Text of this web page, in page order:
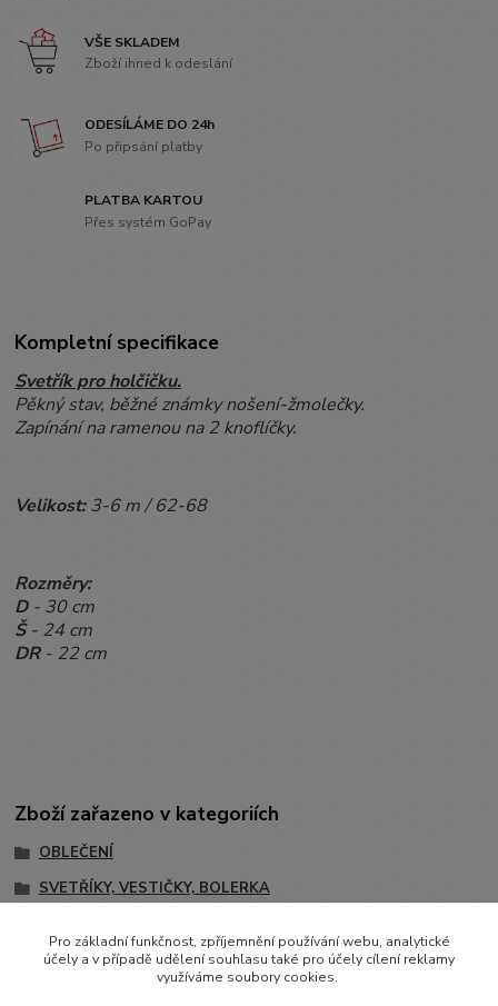
VŠE SKLADEM
Zboží ihned k odeslání
ODESÍLÁME DO 24h
Po připsání platby
PLATBA KARTOU
Přes systém GoPay
Kompletní specifikace
Svetřík pro holčičku.
Pěkný stav, běžné známky nošení-žmolečky.
Zapínání na ramenou na 2 knoflíčky.
Velikost:3-6 m / 62-68
Rozměry:
D - 30 cm
Š- 24 cm
DR- 22 cm
Zboží zařazeno v kategoriích
OBLEČENÍ
SVETŘÍKY, VESTIČKY, BOLERKA
Pro základní funkčnost, zpříjemnění používání webu, analytické
účely a v případě udělení souhlasu také pro účely cílení reklamy
využíváme soubory cookies.